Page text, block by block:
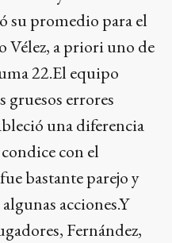
su promedio para el
Vélez, a priori uno de
22.El equipo
gruesos errores
una diferencia
con el
bastante parejo y
acciones.Y
Fernández,